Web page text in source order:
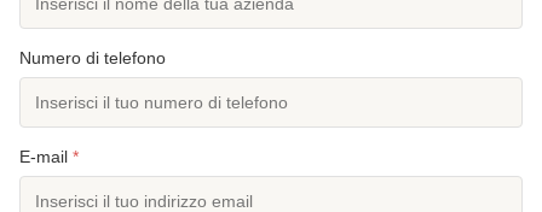
Numero di telefono
E-mail *